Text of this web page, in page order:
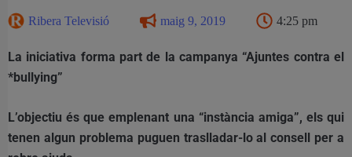
Ribera Televisió maig 9, 2019 4:25 pm
La iniciativa forma part de la campanya “Ajuntes contra el
*bullying”
L’objectiu és que emplenant una “instància amiga”, els qui
tenen algun problema puguen traslladar-lo al consell per a